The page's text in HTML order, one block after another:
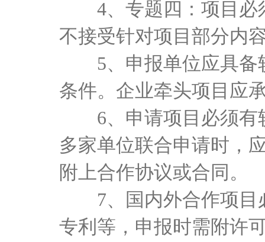
4、专题四：项目
不接受针对项目部分内
5、申报单位应具
条件。企业牵头项目应
6、申请项目必须
多家单位联合申请时，
附上合作协议或合同。
7、国内外合作项
专利等，申报时需附许